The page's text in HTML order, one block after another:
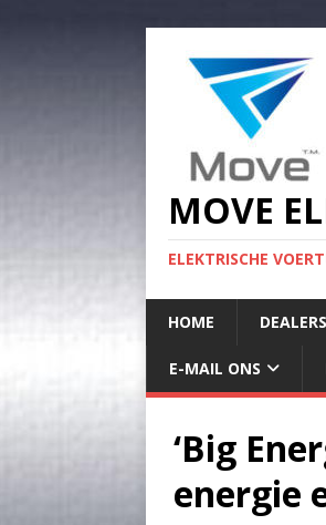
MOVE
ELEKTRISCHE
HOME
E-MAIL ONS
‘Big
energie